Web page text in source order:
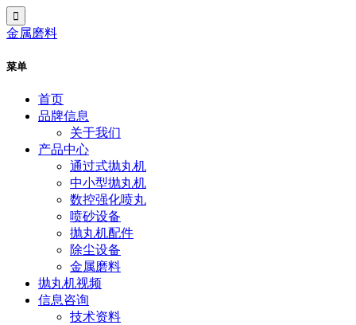
金属磨料
菜单
首页
品牌信息
关于我们
产品中心
通过式抛丸机
中小型抛丸机
数控强化喷丸
喷砂设备
抛丸机配件
除尘设备
金属磨料
抛丸机视频
信息咨询
技术资料